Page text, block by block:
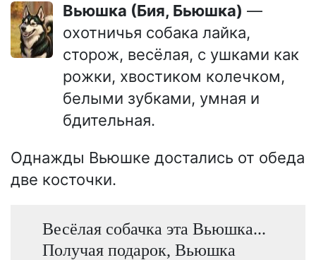
Вьюшка (Бия, Бьюшка) —
охотничья собака лайка,
сторож, весёлая, с ушками как
рожки, хвостиком колечком,
белыми зубками, умная и
бдительная.
Однажды Вьюшке достались от обеда
две косточки.
Весёлая собачка эта Вьюшка...
Получая подарок, Вьюшка